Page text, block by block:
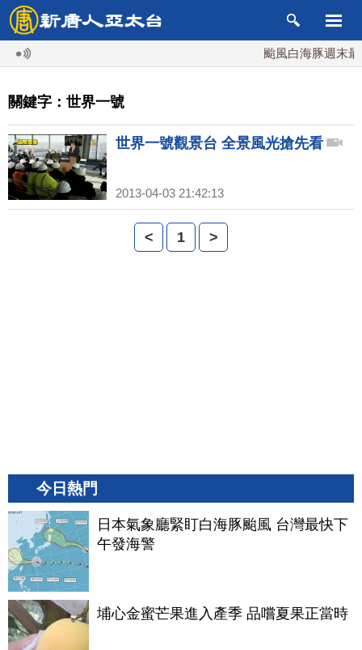
颱風白海豚週末最
關鍵字：世界一號
世界一號觀景台 全景風光搶先看
2013-04-03 21:42:13
< 1 >
今日熱門
日本氣象廳緊盯白海豚颱風 台灣最快下
午發海警
埔心金蜜芒果進入產季 品嚐夏果正當時